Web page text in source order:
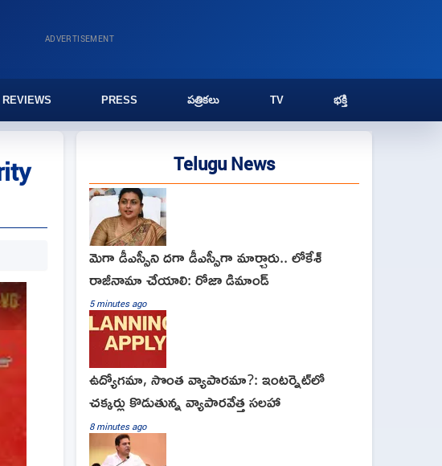
ADVERTISEMENT
REVIEWS PRESS పత్రికలు TV భక్తి
Telugu News
మెగా డీఎస్సీని దగా డీఎస్సీగా మార్చారు.. లోకేశ్
రాజీనామా చేయాలి: రోజా డిమాండ్
5 minutes ago
ఉద్యోగమా, సొంత వ్యాపారమా?: ఇంటర్నెట్‌లో
చక్కర్లు కొడుతున్న వ్యాపారవేత్త సలహా
8 minutes ago